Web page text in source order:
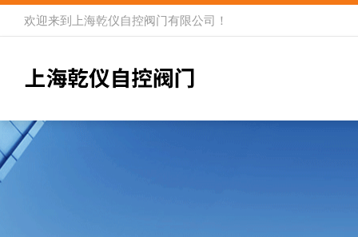
欢迎来到 上海乾仪自控阀门有限公司 ！